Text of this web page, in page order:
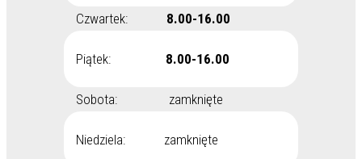
Czwartek: 8.00-16.00
Piątek: 8.00-16.00
Sobota: zamknięte
Niedziela: zamknięte